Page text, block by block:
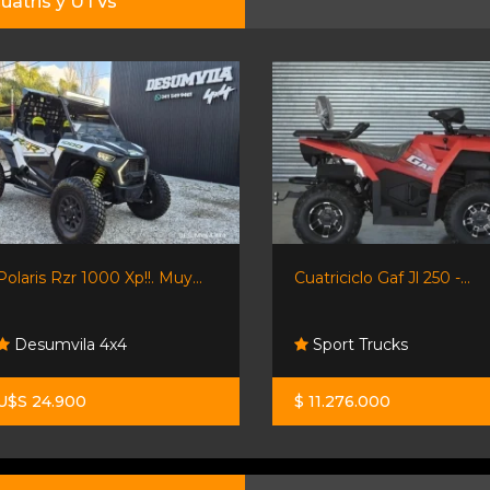
Rzr 1000 Xp!!. Muy...
Desumvila 4x4
24.900
Cuatriciclo Gaf Jl 250 -...
Sport Trucks
$ 11.276.000